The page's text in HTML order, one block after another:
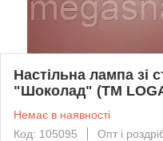
Настільна лампа зі
"Шоколад" (ТМ
Немає в наявності
Код: 105095
Опт і